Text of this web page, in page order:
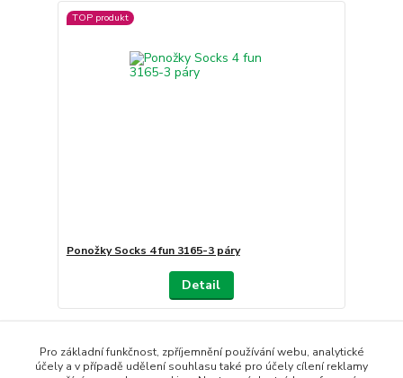
TOP produkt
Ponožky Socks 4 fun 3165-3 páry
Detail
Načíst další produkty (21)
Pro základní funkčnost, zpříjemnění používání webu, analytické
účely a v případě udělení souhlasu také pro účely cílení reklamy